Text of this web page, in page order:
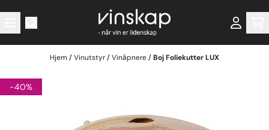
Hopp til innhold
Hjem /Vinutstyr/Vinåpnere/Boj Foliekutter LUX
-40%